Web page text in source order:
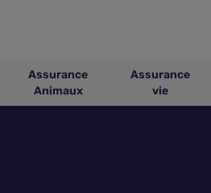
Assurance
Animaux
Assurance
vie